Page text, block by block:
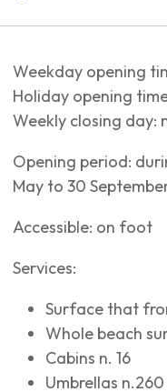
Weekday opening
Holiday opening
Weekly closing day:
Opening period:
May to 30
Accessible: on foot
Services:
Surface that
Whole beach
Cabins n. 16
Umbrellas n.260